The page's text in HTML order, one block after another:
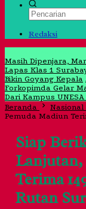
Redaksi
Masih Dipenjara,
Lapas Klas 1
Bikin Goyang Kepala
Forkopimda Gelar
Dari Kampus
Beranda
Nasional
Pemuda Madiun
Siap
Lanjutan,
Terima
Rutan